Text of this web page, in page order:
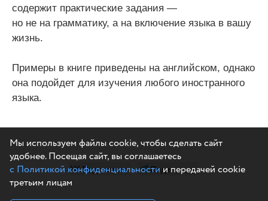
содержит практические задания —
но не на грамматику, а на включение языка в вашу
жизнь.
Примеры в книге приведены на английском, однако
она подойдет для изучения любого иностранного
языка.
Поделиться Поделиться
Мы используем файлы cookie, чтобы сделать сайт
удобнее. Посещая сайт, вы соглашаетесь
с Политикой конфиденциальностии передачей cookie
третьим лицам